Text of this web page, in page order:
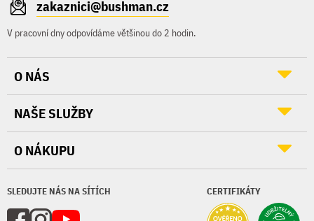
zakaznici@bushman.cz
V pracovní dny odpovídáme většinou do 2 hodin.
SLEDUJTE NÁS NA SÍTÍCH CERTIFIKÁTY
O NÁS
NAŠE SLUŽBY
O NÁKUPU